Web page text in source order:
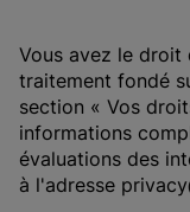
Vous avez le droit
traitement fondé
section « Vos
informations
évaluations des
à l'adresse